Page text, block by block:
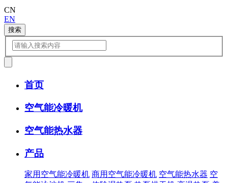
CN
EN
搜索
首页
空气能冷暖机
空气能热水器
产品
家用空气能冷暖机 商用空气能冷暖机 空气能热水器 空